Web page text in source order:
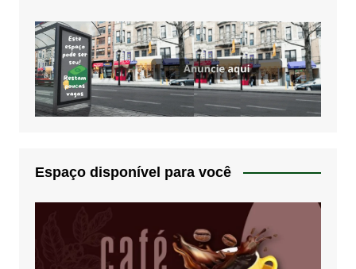
Espaço disponível para você